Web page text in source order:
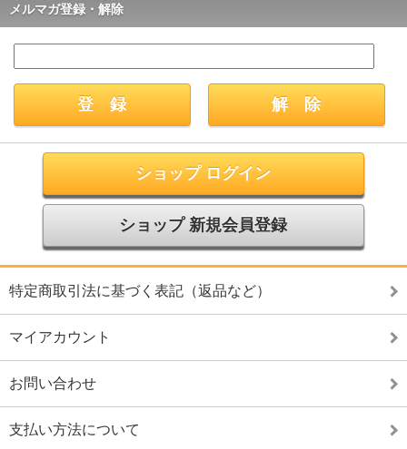
メルマガ登録・解除
ショップ ログイン
ショップ 新規会員登録
特定商取引法に基づく表記（返品など）
マイアカウント
お問い合わせ
支払い方法について